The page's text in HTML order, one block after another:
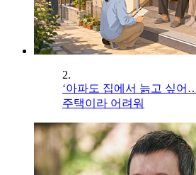
2.
‘아파도 집에서 늙고 싶어
주택이라 어려워